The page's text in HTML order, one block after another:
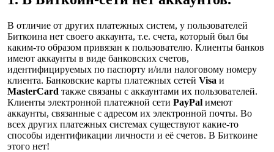
В отличие от других платежных систем, у пользователей
Биткоина нет своего аккаунта, т.е. счета, который был бы
каким-то образом привязан к пользователю. Клиенты банков
имеют аккаунты в виде банковских счетов,
идентифицируемых по паспорту и/или налоговому номеру
клиента. Банковские карты платежных сетейVisa и
MasterCard также связаны с аккаунтами их пользователей.
Клиенты электронной платежной сетиPayPal имеют
аккаунты, связанные с адресом их электронной почты. Во
всех других платежных системах существуют какие-то
способы идентификации личности и её счетов. В Биткоине
этого нет!